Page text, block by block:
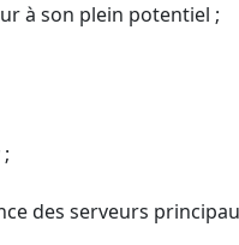
à son plein potentiel ;
des serveurs